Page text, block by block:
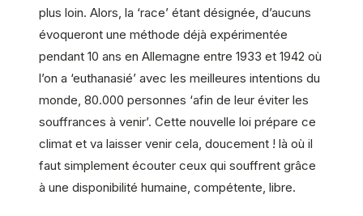
plus loin. Alors, la ‘race’ étant désignée, d’aucuns
évoqueront une méthode déjà expérimentée
pendant 10 ans en Allemagne entre 1933 et 1942 où
l’on a ‘euthanasié’ avec les meilleures intentions du
monde, 80.000 personnes ‘afin de leur éviter les
souffrances à venir’. Cette nouvelle loi prépare ce
climat et va laisser venir cela, doucement ! là où il
faut simplement écouter ceux qui souffrent grâce
à une disponibilité humaine, compétente, libre.